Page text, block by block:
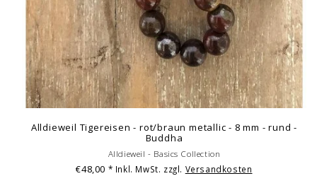
Alldieweil Tigereisen - rot/braun metallic - 8 mm - rund -
Buddha
Alldieweil - Basics Collection
€48,00 * Inkl. MwSt. zzgl. Versandkosten